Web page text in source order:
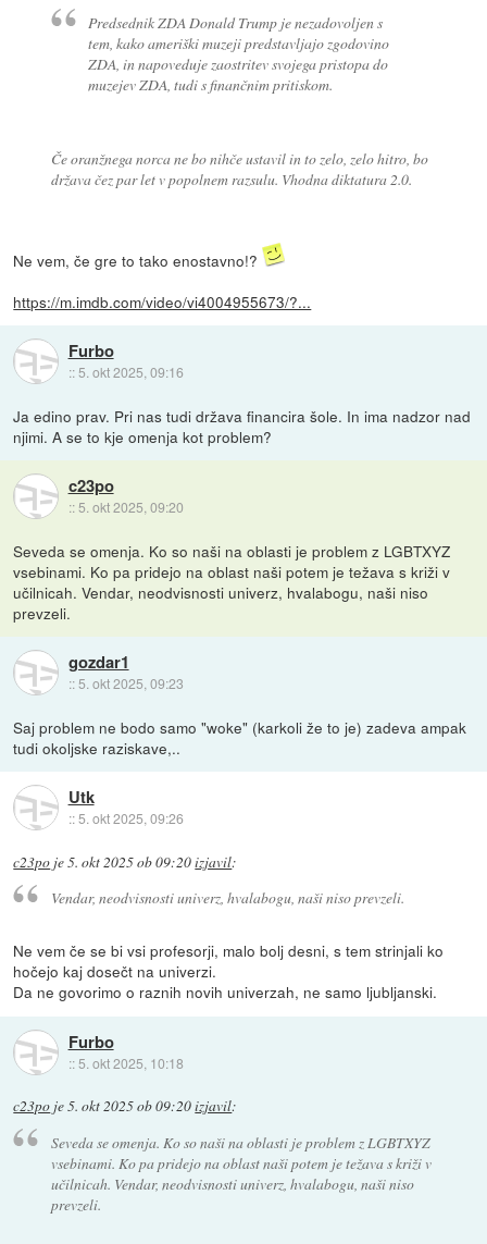
Predsednik ZDA Donald Trump je nezadovoljen s
tem, kako ameriški muzeji predstavljajo zgodovino
ZDA, in napoveduje zaostritev svojega pristopa do
muzejev ZDA, tudi s finančnim pritiskom.
Če oranžnega norca ne bo nihče ustavil in to zelo, zelo hitro, bo
država čez par let v popolnem razsulu. Vhodna diktatura 2.0.
Ne vem, če gre to tako enostavno!?
https://m.imdb.com/video/vi4004955673/?...
Furbo
:: 5. okt 2025, 09:16
Ja edino prav. Pri nas tudi država financira šole. In ima nadzor nad
njimi. A se to kje omenja kot problem?
c23po
:: 5. okt 2025, 09:20
Seveda se omenja. Ko so naši na oblasti je problem z LGBTXYZ
vsebinami. Ko pa pridejo na oblast naši potem je težava s križi v
učilnicah. Vendar, neodvisnosti univerz, hvalabogu, naši niso
prevzeli.
gozdar1
:: 5. okt 2025, 09:23
Saj problem ne bodo samo "woke" (karkoli že to je) zadeva ampak
tudi okoljske raziskave,..
Utk
::5. okt 2025, 09:26
c23po je5. okt 2025 ob 09:20izjavil:
Vendar, neodvisnosti univerz, hvalabogu, naši niso prevzeli.
Ne vem če se bi vsi profesorji, malo bolj desni, s tem strinjali ko
hočejo kaj dosečt na univerzi.
Da ne govorimo o raznih novih univerzah, ne samo ljubljanski.
Furbo
:: 5. okt 2025, 10:18
c23po je5. okt 2025 ob 09:20izjavil:
Seveda se omenja. Ko so naši na oblasti je problem z LGBTXYZ
vsebinami. Ko pa pridejo na oblast naši potem je težava s križi v
učilnicah. Vendar, neodvisnosti univerz, hvalabogu, naši niso
prevzeli.